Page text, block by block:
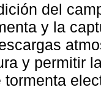
del
y la
y permitir
tormenta